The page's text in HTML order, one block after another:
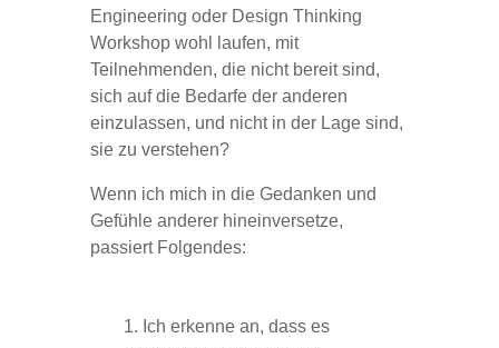
Engineering oder Design Thinking
Workshop wohl laufen, mit
Teilnehmenden, die nicht bereit sind,
sich auf die Bedarfe der anderen
einzulassen, und nicht in der Lage sind,
sie zu verstehen?
Wenn ich mich in die Gedanken und
Gefühle anderer hineinversetze,
passiert Folgendes:
Ich erkenne an, dass es